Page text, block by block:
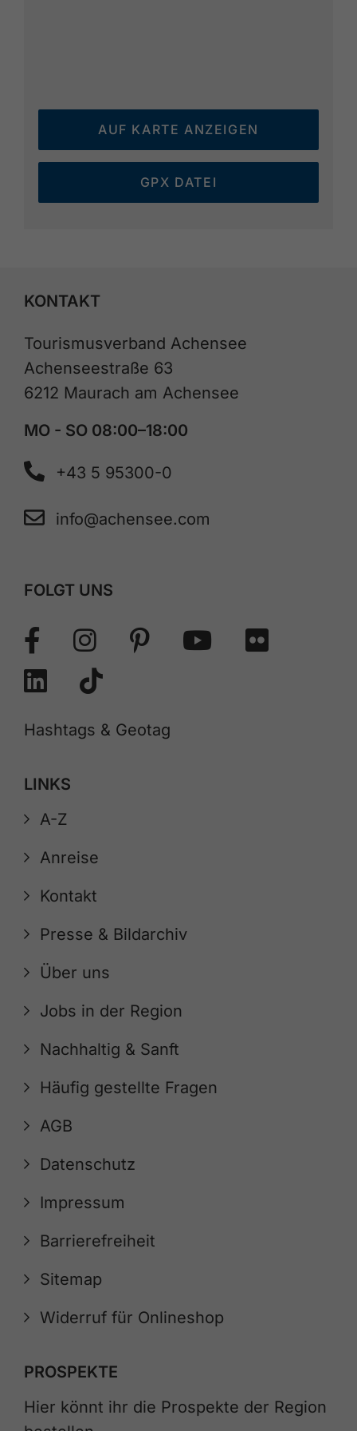
AUF KARTE ANZEIGEN
GPX DATEI
KONTAKT
Tourismusverband Achensee
Achenseestraße 63
6212 Maurach am Achensee
MO - SO 08:00–18:00
+43 5 95300-0
info@achensee.com
FOLGT UNS
Hashtags & Geotag
LINKS
A-Z
Anreise
Kontakt
Presse & Bildarchiv
Über uns
Jobs in der Region
Nachhaltig & Sanft
Häufig gestellte Fragen
AGB
Datenschutz
Impressum
Barrierefreiheit
Sitemap
Widerruf für Onlineshop
PROSPEKTE
Hier könnt ihr die Prospekte der Region